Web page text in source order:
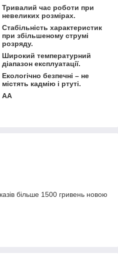
Тривалий час роботи при
невеликих розмірах.
Стабільність характеристик
при збільшеному струмі
розряду.
Широкий температурний
діапазон експлуатації.
Екологічно безпечні – не
містять кадмію і ртуті.
AA
більше 1500 гривень новою